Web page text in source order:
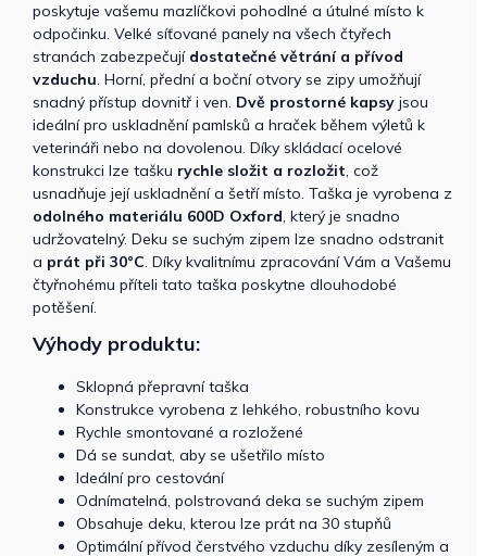
poskytuje vašemu mazlíčkovi pohodlné a útulné místo k
odpočinku. Velké síťované panely na všech čtyřech
stranách zabezpečují dostatečné větrání a přívod
vzduchu. Horní, přední a boční otvory se zipy umožňují
snadný přístup dovnitř i ven. Dvě prostorné kapsy jsou
ideální pro uskladnění pamlsků a hraček během výletů k
veterináři nebo na dovolenou. Díky skládací ocelové
konstrukci lze tašku rychle složit a rozložit, což
usnadňuje její uskladnění a šetří místo. Taška je vyrobena z
odolného materiálu 600D Oxford, který je snadno
udržovatelný. Deku se suchým zipem lze snadno odstranit
a prát při 30°C. Díky kvalitnímu zpracování Vám a Vašemu
čtyřnohému příteli tato taška poskytne dlouhodobé
potěšení.
Výhody produktu:
Sklopná přepravní taška
Konstrukce vyrobena z lehkého, robustního kovu
Rychle smontované a rozložené
Dá se sundat, aby se ušetřilo místo
Ideální pro cestování
Odnímatelná, polstrovaná deka se suchým zipem
Obsahuje deku, kterou lze prát na 30 stupňů
Optimální přívod čerstvého vzduchu díky zesíleným a